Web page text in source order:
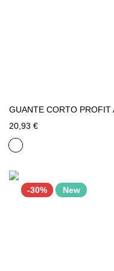
GUANTE CORTO PROFIT
20,93 €
-30% New